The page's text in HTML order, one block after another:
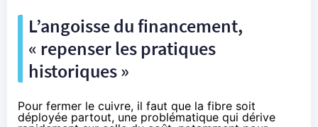
L’angoisse du financement,
« repenser les pratiques
historiques »
Pour fermer le cuivre, il faut que la fibre soit
déployée partout, une problématique qui dérive